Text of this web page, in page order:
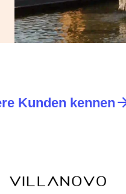
Kunden kennen